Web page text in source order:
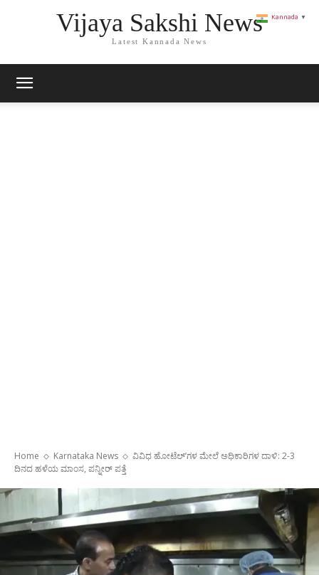
Vijaya Sakshi News
Latest Kannada News
Home Karnataka News
ವಿವಿಧ ಹೋಟೆಲ್‌ʼಗಳ ಮೇಲೆ ಅಧಿಕಾರಿಗಳ ದಾಳಿ: 2-3
ದಿನದ ಹಳೆಯ ಮಾಂಸ, ಪನ್ನೀರ್ ಪತ್ತೆ
Kannada ▼